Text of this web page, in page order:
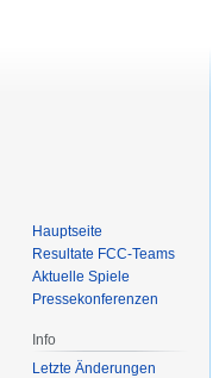
Hauptseite
Resultate FCC-Teams
Aktuelle Spiele
Pressekonferenzen
Info
Letzte Änderungen